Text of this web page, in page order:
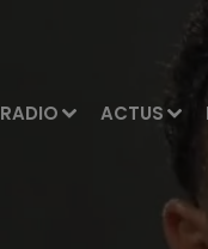
RADIO ACTUS